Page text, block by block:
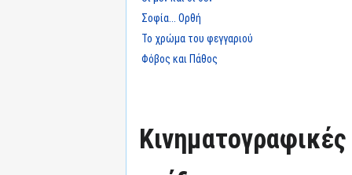
Σοφία... Ορθή
Το χρώμα του φεγγαριού
Φόβος και Πάθος
Κινηματογραφικές